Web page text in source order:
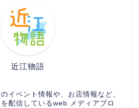
近江物語
イベント情報や、お店情報など、
配信しているweb メディアブロ